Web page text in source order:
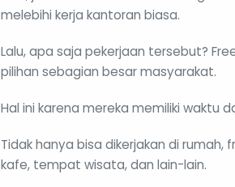
melebihi kerja kantoran biasa.
Lalu, apa saja pekerjaan tersebut?
pilihan sebagian besar masyarakat.
Hal ini karena mereka memiliki waktu
Tidak hanya bisa dikerjakan di
kafe, tempat wisata, dan lain-lain.